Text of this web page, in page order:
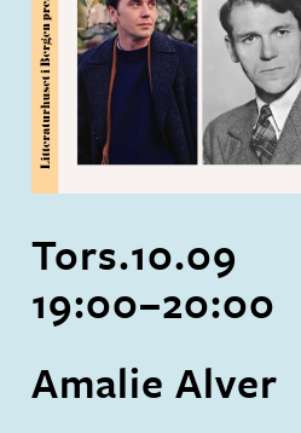
Tors.10.09
19:00–20:00
Amalie Alver